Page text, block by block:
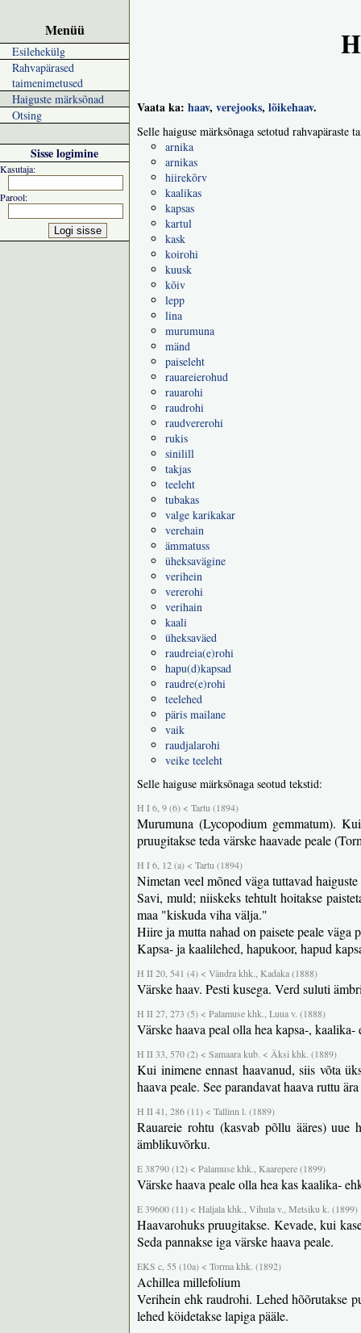
Menüü
Esilehekülg
Rahvapärased
taimenimetused
Haiguste märksõnad
Otsing
Sisse logimine
Kasutaja:
Parool:
Vaata ka: haav, verejooks, lõikehaav.
Selle haiguse märksõnaga setotud rahvapäraste
arnika
arnikas
hiirekõrv
kaalikas
kapsas
kartul
kask
koirohi
kuusk
kõiv
lepp
lina
murumuna
mänd
paiseleht
rauareierohud
rauarohi
raudrohi
raudvererohi
rukis
sinilill
takjas
teeleht
tubakas
valge karikakar
verehain
ämmatuss
üheksavägine
verihein
vererohi
verihain
kaali
üheksaväed
raudreia(e)rohi
hapu(d)kapsad
raudre(e)rohi
teelehed
päris mailane
vaik
raudjalarohi
veike teeleht
Selle haiguse märksõnaga seotud tekstid:
H I 6, 9 (6) < Tartu (1894)
Murumuna (Lycopodium gemmatum).
pruugitakse teda värske haavade peale
H I 6, 12 (a) < Tartu (1894)
Nimetan veel mõned väga tuttavad
Savi, muld; niiskeks tehtult hoitakse
maa "kiskuda viha välja."
Hiire ja mutta nahad on paisete peale väga
Kapsa- ja kaalilehed, hapukoor, hapud
H II 20, 541 (4) < Vändra khk., Kadaka (1888)
Värske haav. Pesti kusega. Verd suluti
H II 27, 273 (5) < Palamuse khk., Luua v. (1888)
Värske haava peal olla hea kapsa-,
H II 33, 570 (2) < Samaara kub. < Äksi khk. (1889)
Kui inimene ennast haavanud, siis võta
haava peale. See parandavat haava ruttu
H II 41, 286 (11) < Tallinn l. (1889)
Rauareie rohtu (kasvab põllu ääres) uue
ämblikuvõrku.
E 38790 (12) < Palamuse khk., Kaarepere (1899)
Värske haava peale olla hea kas kaalika-
E 39600 (11) < Haljala khk., Vihula v., Metsiku k. (1899)
Haavarohuks pruugitakse. Kevade, kui
Seda pannakse iga värske haava peale.
EKS c, 55 (10a) < Torma khk. (1892)
Achillea millefolium
Verihein ehk raudrohi. Lehed hõõrutakse
lehed köidetakse lapiga pääle.